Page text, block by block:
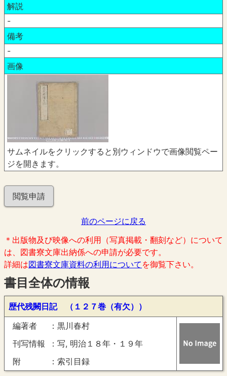
解説
-
備考
-
画像
サムネイルをクリックすると別ウィンドウで画像閲覧ペー
ジを開きます。
閲覧申請
前のページに戻る
＊出版物及び映像への利用（写真掲載・翻刻など）について
は、図書寮文庫出納係への申請が必要です。
詳細は図書寮文庫資料の利用について を御覧下さい。
書目全体の情報
歴代残闕日記 （１２７巻（有欠））
編著者
黒川春村
刊写情報
写, 明治１８年・１９年
附
索引目録